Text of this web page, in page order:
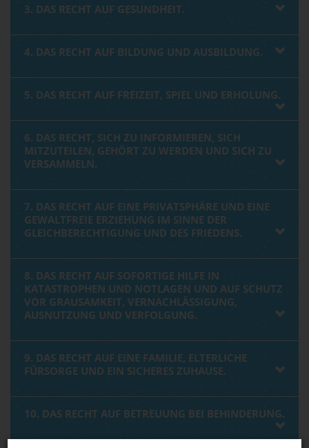
3. DAS RECHT AUF GESUNDHEIT.
4. DAS RECHT AUF BILDUNG UND AUSBILDUNG.
5. DAS RECHT AUF FREIZEIT, SPIEL UND ERHOLUNG.
6. DAS RECHT, SICH ZU INFORMIEREN, SICH
MITZUTEILEN, GEHÖRT ZU WERDEN UND SICH ZU
VERSAMMELN.
7. DAS RECHT AUF EINE PRIVATSPHÄRE UND EINE
GEWALTFREIE ERZIEHUNG IM SINNE DER
GLEICHBERECHTIGUNG UND DES FRIEDENS.
8. DAS RECHT AUF SOFORTIGE HILFE IN
KATASTROPHEN UND NOTLAGEN UND AUF SCHUTZ
VOR GRAUSAMKEIT, VERNACHLÄSSIGUNG,
AUSNUTZUNG UND VERFOLGUNG.
9. DAS RECHT AUF EINE FAMILIE, ELTERLICHE
FÜRSORGE UND EIN SICHERES ZUHAUSE.
10. DAS RECHT AUF BETREUUNG BEI BEHINDERUNG.